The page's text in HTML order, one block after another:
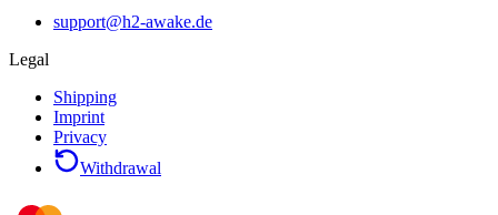
support@h2-awake.de
Legal
Shipping
Imprint
Privacy
Withdrawal